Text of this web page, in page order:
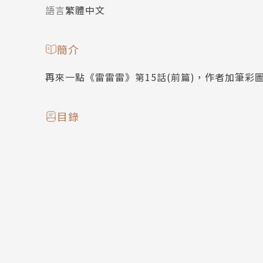
語言繁體中文
簡介
再來一點《雷雷雷》第15話(前篇)，作者加筆彩
目錄